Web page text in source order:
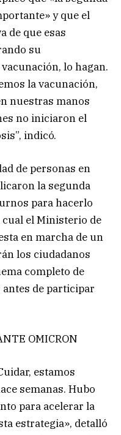
y que el
de que esas
su
lo hagan.
la vacunación,
nuestras manos
no iniciaron el
indicó.
de personas en
la segunda
para hacerlo
el Ministerio de
en marcha de un
los ciudadanos
completo de
de participar
OMICRON
estamos
semanas. Hubo
para acelerar la
estrategia», detalló